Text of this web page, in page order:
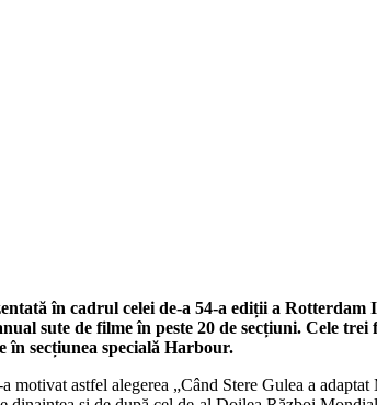
în cadrul celei de-a 54-a ediții a
sute de filme în peste 20 de secțiuni. Cele
în secțiunea specială Harbour.
astfel alegerea „Când Stere Gulea a